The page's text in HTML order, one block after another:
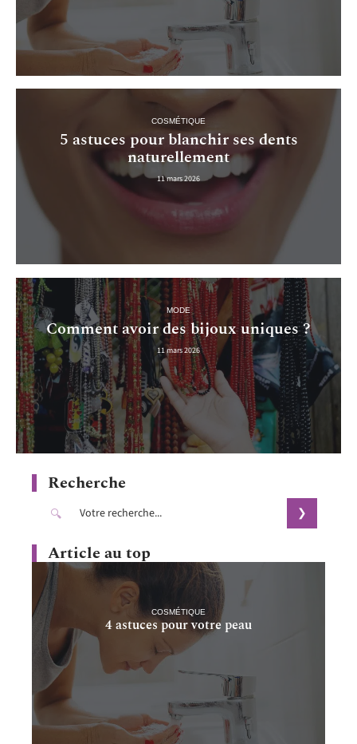
COSMÉTIQUE
5 astuces pour blanchir ses dents
naturellement
11 mars 2026
MODE
Comment avoir des bijoux uniques ?
11 mars 2026
Recherche
Article au top
COSMÉTIQUE
4 astuces pour votre peau